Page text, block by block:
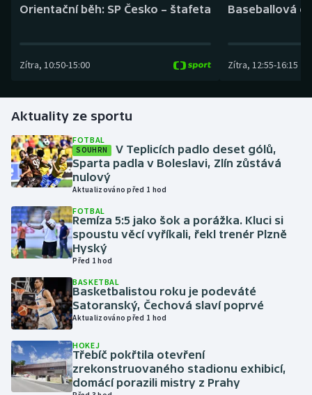
Golf
Gymnastika
Házená
Jezdectví
Judo
Krasobruslení
Lezení
Lyže a snowboard
Moderní pětiboj
Orientační běh: SP Česko – štafeta
Zítra, 10:50-15:00
Baseballová
Zítra, 12:55-16:15
Aktuality ze sportu
FOTBAL
SOUHRN
V Teplicích padlo deset gólů,
Sparta padla v Boleslavi, Zlín zůstává
nulový
Aktualizováno před 1 hod
FOTBAL
Remíza 5:5 jako šok a porážka. Kluci si
spoustu věcí vyříkali, řekl trenér Plzně
Hyský
Před 1 hod
BASKETBAL
Basketbalistou roku je podeváté
Satoranský, Čechová slaví poprvé
Aktualizováno před 1 hod
HOKEJ
Třebíč pokřtila otevření
zrekonstruovaného stadionu exhibicí,
domácí porazili mistry z Prahy